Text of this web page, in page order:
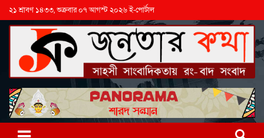
২১ শ্রাবণ ১৪৩৩, শুক্রবার ০৭ আগস্ট ২০২৬ ই-পোর্টাল